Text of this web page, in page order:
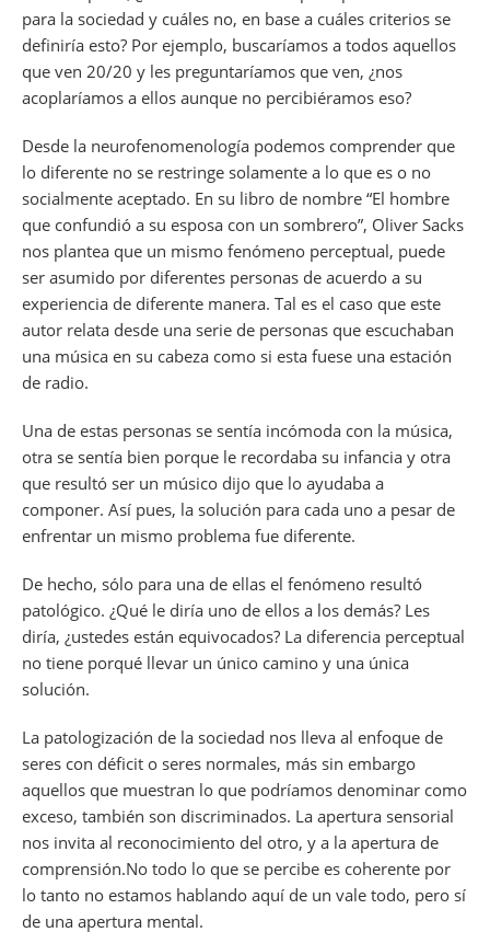
para la sociedad y cuáles no, en base a cuáles criterios se
definiría esto? Por ejemplo, buscaríamos a todos aquellos
que ven 20/20 y les preguntaríamos que ven, ¿nos
acoplaríamos a ellos aunque no percibiéramos eso?
Desde la neurofenomenología podemos comprender que
lo diferente no se restringe solamente a lo que es o no
socialmente aceptado. En su libro de nombre “El hombre
que confundió a su esposa con un sombrero”, Oliver Sacks
nos plantea que un mismo fenómeno perceptual, puede
ser asumido por diferentes personas de acuerdo a su
experiencia de diferente manera. Tal es el caso que este
autor relata desde una serie de personas que escuchaban
una música en su cabeza como si esta fuese una estación
de radio.
Una de estas personas se sentía incómoda con la música,
otra se sentía bien porque le recordaba su infancia y otra
que resultó ser un músico dijo que lo ayudaba a
componer. Así pues, la solución para cada uno a pesar de
enfrentar un mismo problema fue diferente.
De hecho, sólo para una de ellas el fenómeno resultó
patológico. ¿Qué le diría uno de ellos a los demás? Les
diría, ¿ustedes están equivocados? La diferencia perceptual
no tiene porqué llevar un único camino y una única
solución.
La patologización de la sociedad nos lleva al enfoque de
seres con déficit o seres normales, más sin embargo
aquellos que muestran lo que podríamos denominar como
exceso, también son discriminados. La apertura sensorial
nos invita al reconocimiento del otro, y a la apertura de
comprensión.No todo lo que se percibe es coherente por
lo tanto no estamos hablando aquí de un vale todo, pero sí
de una apertura mental.